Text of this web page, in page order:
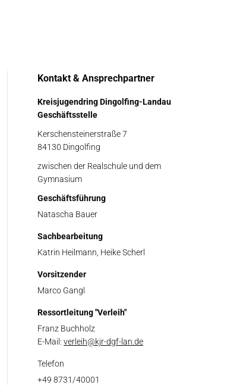
Kontakt & Ansprechpartner
Kreisjugendring Dingolfing-Landau
Geschäftsstelle
Kerschensteinerstraße 7
84130 Dingolfing
zwischen der Realschule und dem
Gymnasium
Geschäftsführung
Natascha Bauer
Sachbearbeitung
Katrin Heilmann, Heike Scherl
Vorsitzender
Marco Gangl
Ressortleitung "Verleih"
Franz Buchholz
E-Mail: verleih@kjr-dgf-lan.de
Telefon
+49 8731/40001